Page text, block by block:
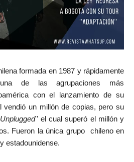
formada en 1987 y rápidamente
de las agrupaciones más
con el lanzamiento de su
vendió un millón de copias, pero su
'' el cual superó el millón y
Fueron la única grupo chileno en
estadounidense.